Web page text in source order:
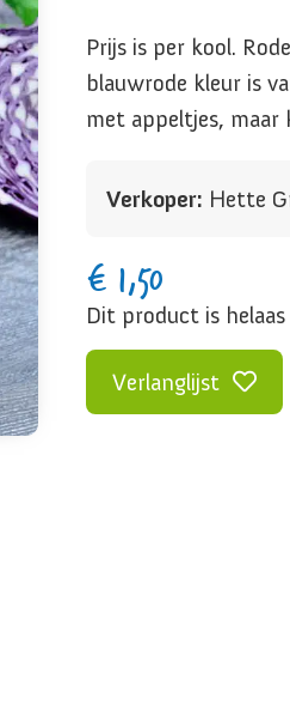
Prijs is per kool.
blauwrode kleur is
met appeltjes, maar
Verkoper: Hette
€ 1,50
Dit product is
Verlanglijst